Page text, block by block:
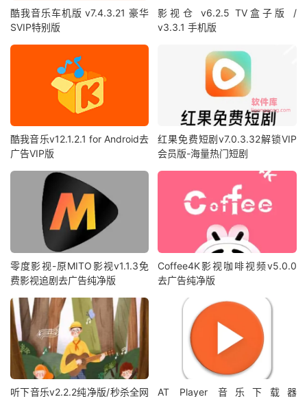
酷我音乐车机版 v7.4.3.21 豪华
SVIP特别版
影视仓 v6.2.5 TV盒子版 /
v3.3.1 手机版
酷我音乐v12.1.2.1 for Android去
广告VIP版
红果免费短剧v7.0.3.32解锁VIP
会员版-海量热门短剧
零度影视-原MITO影视v1.1.3免
费影视追剧去广告纯净版
Coffee4K影视咖啡视频v5.0.0
去广告纯净版
听下音乐v2.2.2纯净版/秒杀全网 AT Player 音乐下载器